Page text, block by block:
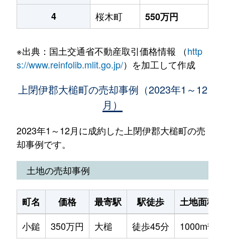
4
桜木町 550万円
※出典：国土交通省不動産取引価格情報 （http
s://www.reinfolib.mlit.go.jp/）を加工して作成
上閉伊郡大槌町の売却事例（2023年1～12
月）
2023年1～12月に成約した上閉伊郡大槌町の売
却事例です。
土地の売却事例
町名 価格 最寄駅 駅徒歩
土地面積
小鎚
350万円 大槌 徒歩45分 1000m²